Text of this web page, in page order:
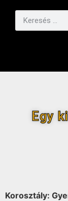
Egy
Korosztály: